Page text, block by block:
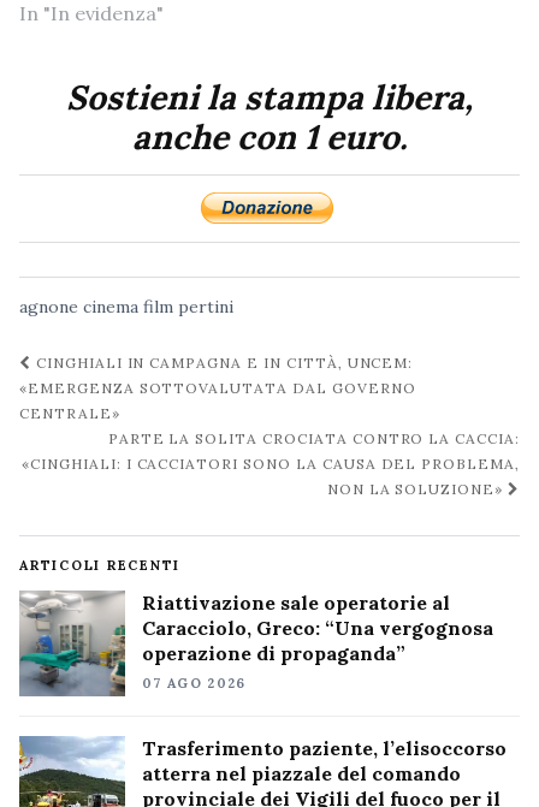
In "In evidenza"
Sostieni la stampa libera,
anche con 1 euro.
agnone cinema film pertini
Navigazione
post
CINGHIALI IN CAMPAGNA E IN CITTÀ, UNCEM:
«EMERGENZA SOTTOVALUTATA DAL GOVERNO
CENTRALE»
PARTE LA SOLITA CROCIATA CONTRO LA CACCIA:
«CINGHIALI: I CACCIATORI SONO LA CAUSA DEL PROBLEMA,
NON LA SOLUZIONE»
ARTICOLI RECENTI
Riattivazione sale operatorie al
Caracciolo, Greco: “Una vergognosa
operazione di propaganda”
07 AGO 2026
Trasferimento paziente, l’elisoccorso
atterra nel piazzale del comando
provinciale dei Vigili del fuoco per il